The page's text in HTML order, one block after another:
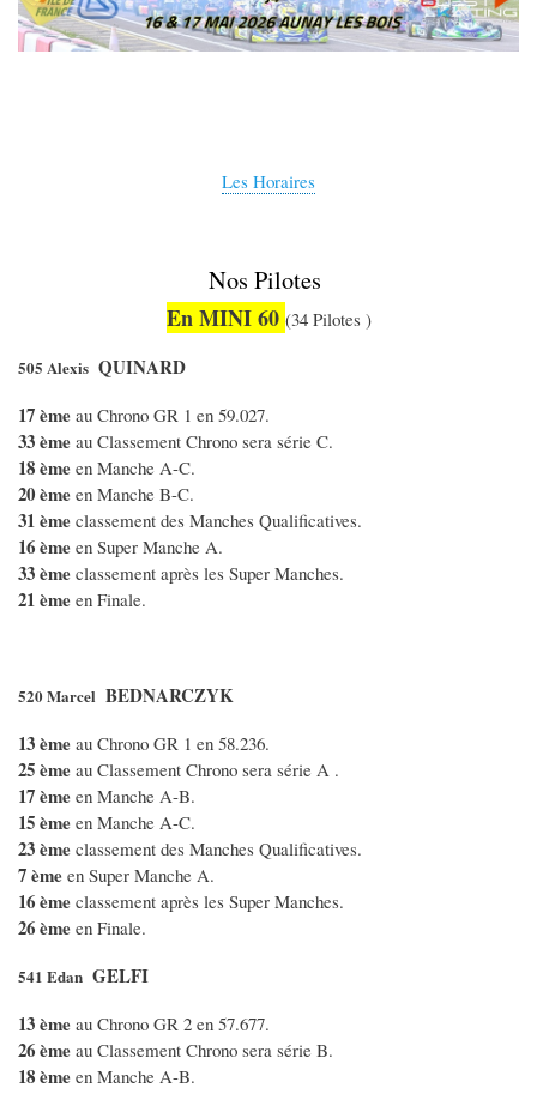
Les Horaires
Nos Pilotes
En MINI 60 (34 Pilotes )
505 Alexis QUINARD
17 ème au Chrono GR 1 en 59.027.
33 ème au Classement Chrono sera série C.
18 ème en Manche A-C.
20 ème en Manche B-C.
31 ème classement des Manches Qualificatives.
16 ème en Super Manche A.
33 ème classement après les Super Manches.
21 ème en Finale.
520 Marcel BEDNARCZYK
13 ème au Chrono GR 1 en 58.236.
25 ème au Classement Chrono sera série A .
17 ème en Manche A-B.
15 ème en Manche A-C.
23 ème classement des Manches Qualificatives.
7 ème en Super Manche A.
16 ème classement après les Super Manches.
26 ème en Finale.
541 Edan GELFI
13 ème au Chrono GR 2 en 57.677.
26 ème au Classement Chrono sera série B.
18 ème en Manche A-B.